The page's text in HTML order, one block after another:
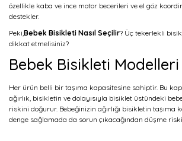
özellikle kaba ve ince motor becerileri ve el göz
destekler.
Peki, Bebek Bisikleti Nasıl Seçilir? Üç tekerlekli
dikkat etmelisiniz?
Bebek Bisikleti Modelleri
Her ürün belli bir taşıma kapasitesine sahiptir. Bu
ağırlık, bisikletin ve dolayısıyla bisiklet üstündeki
riskini doğurur. Bebeğinizin ağırlığı bisikletin taşıma
denge sağlamada da sorun çıkacağından düşme